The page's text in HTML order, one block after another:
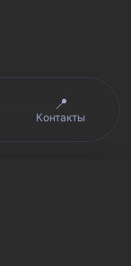
📍
Контакты